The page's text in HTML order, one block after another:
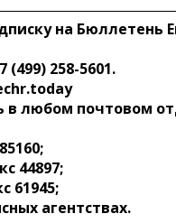
на Бюллетень
258-5601.
любом почтовом
44897;
61945;
агентствах.